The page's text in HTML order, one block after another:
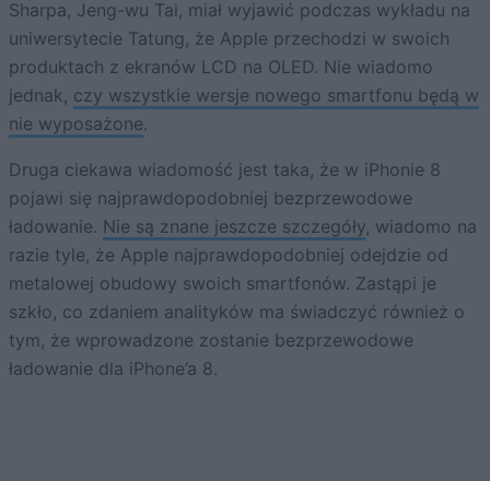
Sharpa, Jeng-wu Tai, miał wyjawić podczas wykładu na
uniwersytecie Tatung, że Apple przechodzi w swoich
produktach z ekranów LCD na OLED. Nie wiadomo
jednak, czy wszystkie wersje nowego smartfonu będą w
nie wyposażone.
Druga ciekawa wiadomość jest taka, że w iPhonie 8
pojawi się najprawdopodobniej bezprzewodowe
ładowanie. Nie są znane jeszcze szczegóły, wiadomo na
razie tyle, że Apple najprawdopodobniej odejdzie od
metalowej obudowy swoich smartfonów. Zastąpi je
szkło, co zdaniem analityków ma świadczyć również o
tym, że wprowadzone zostanie bezprzewodowe
ładowanie dla iPhone’a 8.